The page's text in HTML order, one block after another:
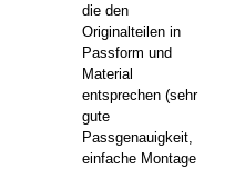
die den
Originalteilen in
Passform und
Material
entsprechen (sehr
gute
Passgenauigkeit,
einfache Montage